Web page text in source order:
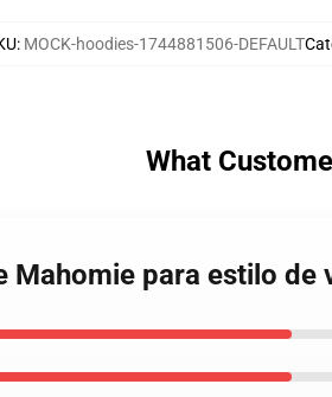
: MOCK-hoodies-1744881506-DEFAULT
What
para estilo de